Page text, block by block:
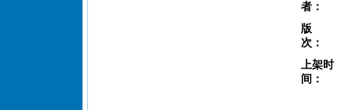
者：
版
次：
上架时
间：